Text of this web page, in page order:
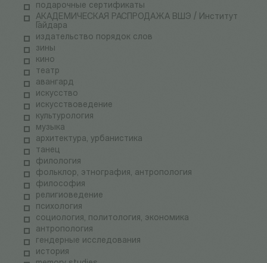
подарочные сертификаты
АКАДЕМИЧЕСКАЯ РАСПРОДАЖА ВШЭ / Институт
Гайдара
издательство порядок слов
зины
кино
театр
авангард
искусство
искусствоведение
культурология
музыка
архитектура, урбанистика
танец
филология
фольклор, этнография, антропология
философия
религиоведение
психология
социология, политология, экономика
антропология
гендерные исследования
история